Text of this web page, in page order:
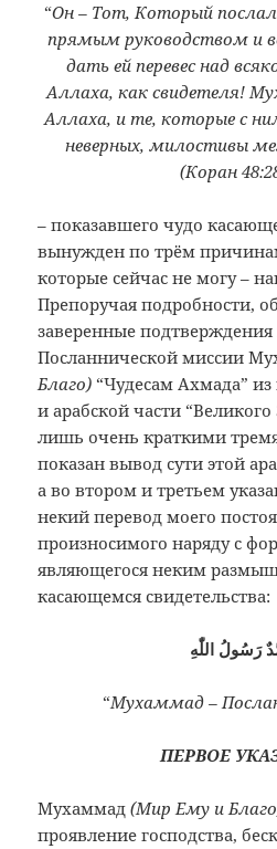
“Он – Тот, Который послал
прямым руководством и
дать ей перевес над
Аллаха, как свидетеля!
Аллаха, и те, которые с
неверных, милостивы
(Коран
– показавшего чудо
вынужден по трём
которые сейчас не могу –
Препоручая подробности,
заверенные
Посланнической миссии
Благо) “Чудесам Ахмада”
и арабской части
лишь очень краткими
показан вывод сути этой
а во втором и третьем
некий перевод моего
произносимого наряду с
являющегося неким
касающемся свидетельства:
رَسُولُ اللّٰهِ
“Мухаммад –
ПЕРВОЕ
Мухаммад(Мир Ему и
проявление господства,